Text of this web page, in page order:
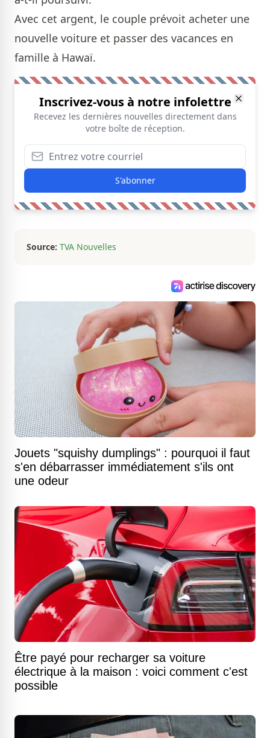
Avec cet argent, le couple prévoit acheter une
nouvelle voiture et passer des vacances en
famille à Hawaï.
Inscrivez-vous à notre infolettre
Recevez les dernières nouvelles directement dans
votre boîte de réception.
S'abonner
Source: TVA Nouvelles
Jouets "squishy dumplings" : pourquoi il faut
s'en débarrasser immédiatement s'ils ont
une odeur
Être payé pour recharger sa voiture
électrique à la maison : voici comment c'est
possible